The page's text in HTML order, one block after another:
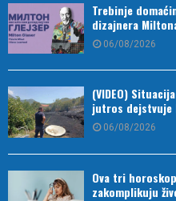
Trebinje
dizajnera
06/08/2026
(VIDEO)
jutros dejstvuje
06/08/2026
Ova tri
zakomplikuju